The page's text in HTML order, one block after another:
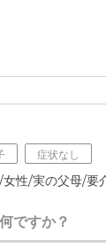
症状なし
性/実の父母/要
ですか？